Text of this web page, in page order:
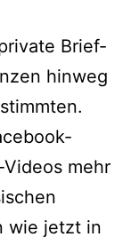
Brief-
hinweg
mehr
wie jetzt in